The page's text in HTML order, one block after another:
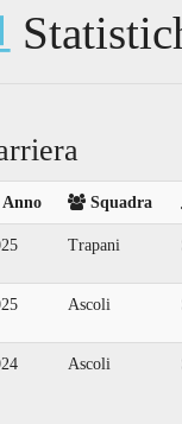
Anno Squadra
Trapani
Ascoli
Ascoli